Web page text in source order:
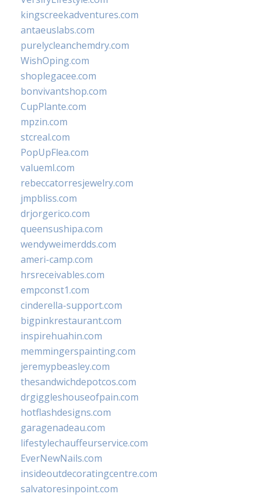
kingscreekadventures.com
antaeuslabs.com
purelycleanchemdry.com
WishOping.com
shoplegacee.com
bonvivantshop.com
CupPlante.com
mpzin.com
stcreal.com
PopUpFlea.com
valueml.com
rebeccatorresjewelry.com
jmpbliss.com
drjorgerico.com
queensushipa.com
wendyweimerdds.com
ameri-camp.com
hrsreceivables.com
empconst1.com
cinderella-support.com
bigpinkrestaurant.com
inspirehuahin.com
memmingerspainting.com
jeremypbeasley.com
thesandwichdepotcos.com
drgiggleshouseofpain.com
hotflashdesigns.com
garagenadeau.com
lifestylechauffeurservice.com
EverNewNails.com
insideoutdecoratingcentre.com
salvatoresinpoint.com